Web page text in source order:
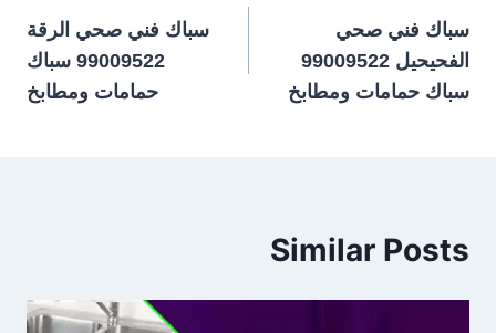
المقالات
سباك فني صحي
الفحيحيل 99009522
سباك حمامات ومطابخ
سباك فني صحي الرقة
99009522 سباك
حمامات ومطابخ
Similar Posts